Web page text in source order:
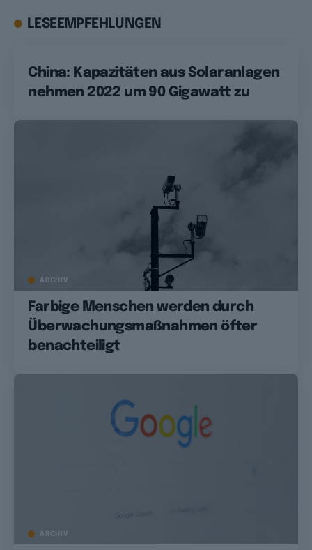
LESEEMPFEHLUNGEN
China: Kapazitäten aus Solaranlagen
nehmen 2022 um 90 Gigawatt zu
ARCHIV
Farbige Menschen werden durch
Überwachungsmaßnahmen öfter
benachteiligt
ARCHIV